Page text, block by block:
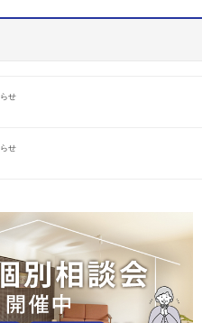
らせ
せ